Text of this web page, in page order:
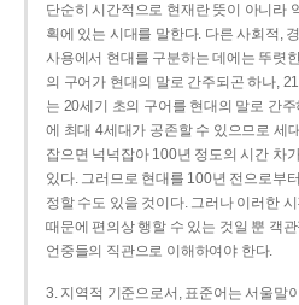
단순히 시간적으로 현재란 뜻이 아니라
획에 있는 시대를 말한다. 다른 사회적,
사용에서 현대를 구분하는 데에는 뚜렷
의 구어가 현대의 말로 간주되곤 하나,
는 20세기 초의 구어를 현대의 말로 간
에 최대 4세대가 공존할 수 있으므로 세
잡으면 넉넉잡아 100년 정도의 시간 차
있다. 그러므로 현대를 100년 전으로부
정할 수도 있을 것이다. 그러나 이러한
때문에 편의상 행할 수 있는 것일 뿐 객관
언중들의 직관으로 이해하여야 한다.
3. 지역적 기준으로서, 표준어는 서울말